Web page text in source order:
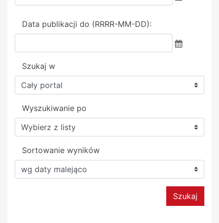
Data publikacji do (RRRR-MM-DD):
Szukaj w
Wyszukiwanie po
Sortowanie wyników